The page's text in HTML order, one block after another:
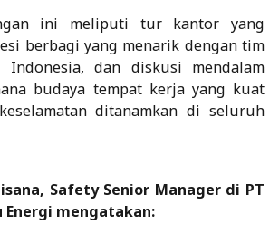
ini meliputi tur kantor yang
berbagi yang menarik dengan tim
Indonesia, dan diskusi mendalam
budaya tempat kerja yang kuat
ditanamkan di seluruh
Safety Senior Manager di PT
Energi mengatakan: